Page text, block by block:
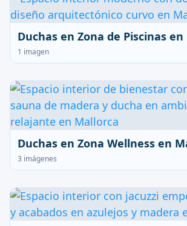
Duchas en Zona de Piscinas
1 imagen
Duchas en Zona Wellness en
3 imágenes